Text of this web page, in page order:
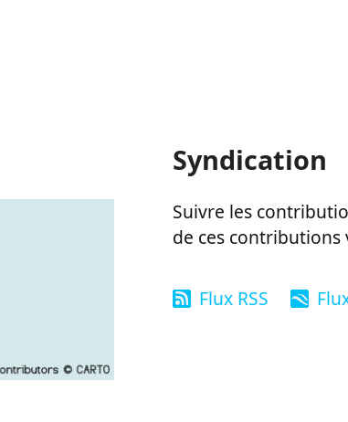
Syndication
Suivre les
de ces
Flux RSS